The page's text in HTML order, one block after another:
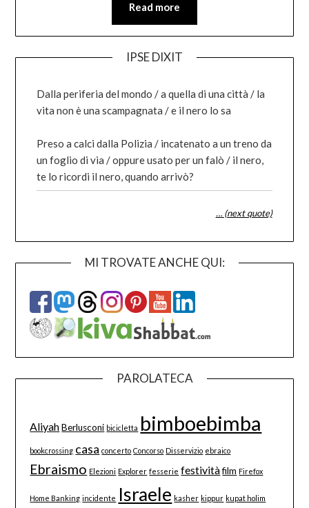
Read more
IPSE DIXIT
Dalla periferia del mondo / a quella di una città / la
vita non è una scampagnata / e il nero lo sa
Preso a calci dalla Polizia / incatenato a un treno da
un foglio di via / oppure usato per un falò / il nero,
te lo ricordi il nero, quando arrivò?
… (next quote)
MI TROVATE ANCHE QUI:
PAROLATECA
Aliyah Berlusconi bicicletta bimboebimba
bookcrossing casa concerto Concorso Disservizio ebraico
Ebraismo Elezioni Explorer fesserie festività film Firefox
Home Banking incidente Israele kasher kippur kupat holim